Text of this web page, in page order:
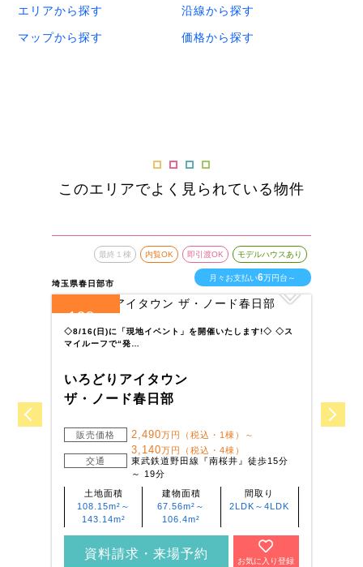
エリアから探す 沿線から探す
マップから探す 価格から探す
このエリアでよく見られている物件
埼玉県春日部市
最終１棟 内覧OK 即引渡OK モデルハウスあり
月々お支払い6万円台～
128
◇8/16(日)に「現地イベント」を開催いたします!◇ ◇ス
マイルーフで“発…
いろどりアイタウン
ザ・ノード春日部
販売価格 2,490万円（税込・1棟）～
3,140万円（税込・4棟）
交通
東武鉄道野田線『南桜井』徒歩15分
～ 19分
土地面積
108.15m²～
143.14m²
建物面積
67.56m²～
106.4m²
間取り
2LDK～4LDK
資料請求・来場予約
お気に入り登録